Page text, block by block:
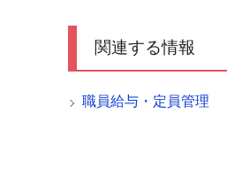
関連する情報
職員給与・定員管理